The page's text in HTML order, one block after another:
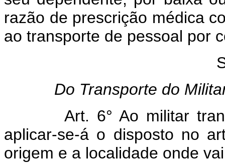
razão de prescrição médica
ao transporte de pessoal por
Do Transporte do
Art. 6° Ao militar
aplicar-se-á o disposto no
origem e a localidade onde